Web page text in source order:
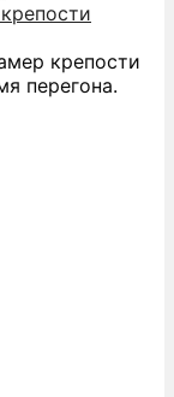
крепости
перегона.